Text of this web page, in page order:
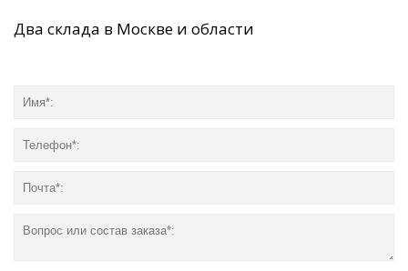
Два склада в Москве и области